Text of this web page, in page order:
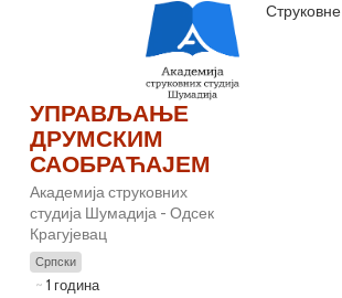
УПРАВЉАЊЕ
ДРУМСКИМ
САОБРАЋАЈЕМ
Академија струковних
студија Шумадија - Одсек
Крагујевац
Српски
1 година
Струковне